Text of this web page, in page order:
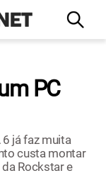
PC
já faz muita
custa montar
Rockstar e